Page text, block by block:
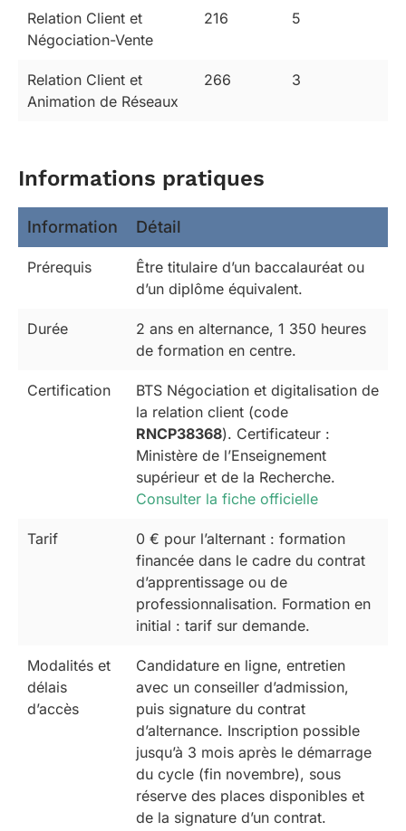
Relation Client et
Négociation-Vente
216 5
Relation Client et
Animation de Réseaux
266 3
Informations pratiques
Information Détail
Prérequis
Être titulaire d’un baccalauréat ou
d’un diplôme équivalent.
Durée
2 ans en alternance, 1 350 heures
de formation en centre.
Certification
BTS Négociation et digitalisation de
la relation client (code
RNCP38368). Certificateur :
Ministère de l’Enseignement
supérieur et de la Recherche.
Consulter la fiche officielle
Tarif
0 € pour l’alternant : formation
financée dans le cadre du contrat
d’apprentissage ou de
professionnalisation. Formation en
initial : tarif sur demande.
Modalités et
délais
d’accès
Candidature en ligne, entretien
avec un conseiller d’admission,
puis signature du contrat
d’alternance. Inscription possible
jusqu’à 3 mois après le démarrage
du cycle (fin novembre), sous
réserve des places disponibles et
de la signature d’un contrat.